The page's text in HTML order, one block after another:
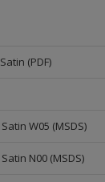
(PDF)
W05 (MSDS)
N00 (MSDS)